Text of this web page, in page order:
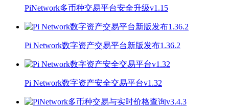
PiNetwork多币种交易平台安全升级v1.15
Pi Network数字资产交易平台新版发布1.36.2
Pi Network数字资产安全交易平台v1.32